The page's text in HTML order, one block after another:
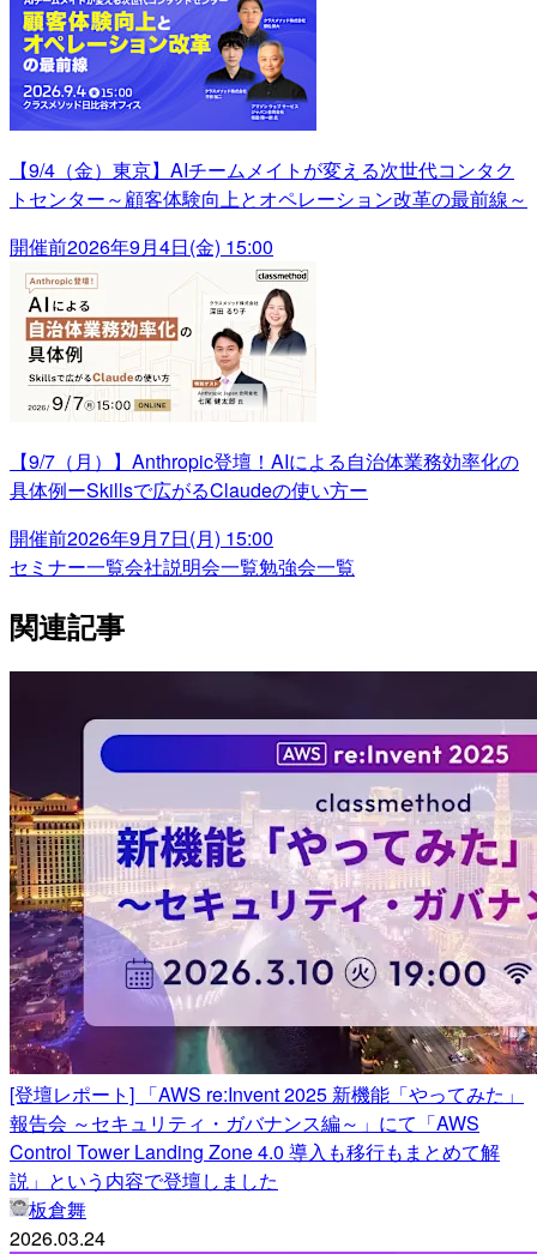
【9/4（金）東京】AIチームメイトが変える次世代コンタク
トセンター～顧客体験向上とオペレーション改革の最前線～
開催前2026年9月4日(金) 15:00
【9/7（月）】Anthropic登壇！AIによる自治体業務効率化の
具体例ーSkillsで広がるClaudeの使い方ー
開催前2026年9月7日(月) 15:00
セミナー一覧会社説明会一覧勉強会一覧
関連記事
[登壇レポート] 「AWS re:Invent 2025 新機能「やってみた」
報告会 ～セキュリティ・ガバナンス編～」にて「AWS
Control Tower Landing Zone 4.0 導入も移行もまとめて解
説」という内容で登壇しました
板倉舞
2026.03.24